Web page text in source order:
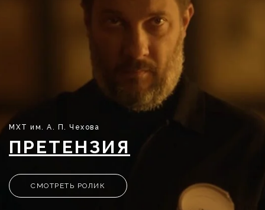
ПРЕТЕНЗИЯ
МХТ им. А. П. Чехова
СМОТРЕТЬ РОЛИК